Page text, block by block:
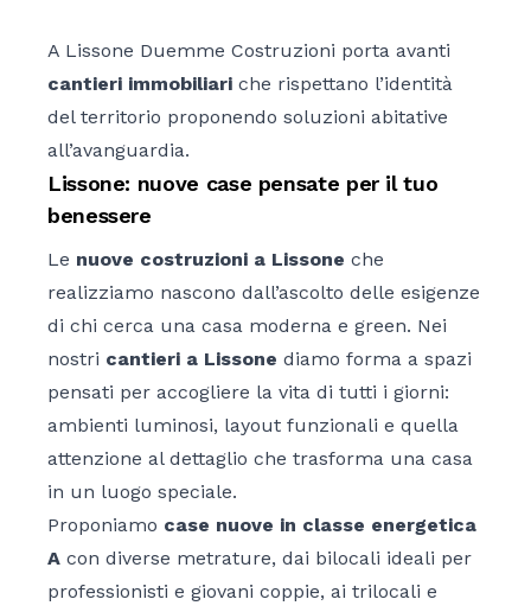
MONZA
MILANO
RHO
VAREDO
SEREGNO
SESTO SAN GIOVANNI
STRESA
CHI SIAMO
CONTATTI
A Lissone Duemme Costruzioni porta avanti
cantieri immobiliari che rispettano l’identità
del territorio proponendo soluzioni abitative
all’avanguardia.
Lissone: nuove case pensate per il tuo
benessere
Le nuove costruzioni a Lissone che
realizziamo nascono dall’ascolto delle esigenze
di chi cerca una casa moderna e green. Nei
nostri cantieri a Lissone diamo forma a spazi
pensati per accogliere la vita di tutti i giorni:
ambienti luminosi, layout funzionali e quella
attenzione al dettaglio che trasforma una casa
in un luogo speciale.
Proponiamo case nuove in classe energetica
A con diverse metrature, dai bilocali ideali per
professionisti e giovani coppie, ai trilocali e